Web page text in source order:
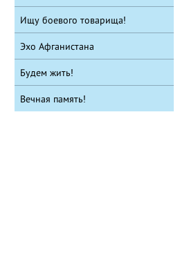
Ищу боевого товарища!
Эхо Афганистана
Будем жить!
Вечная память!